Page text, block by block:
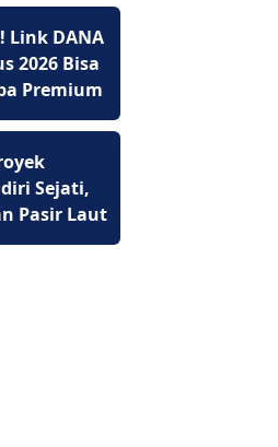
Link DANA
2026 Bisa
Premium
Sejati,
Pasir Laut